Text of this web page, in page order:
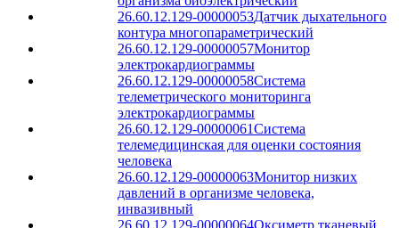
26.60.12.129-00000053Датчик дыхательного
контура многопараметрический
26.60.12.129-00000057Монитор
электрокардиограммы
26.60.12.129-00000058Система
телеметрического мониторинга
электрокардиограммы
26.60.12.129-00000061Система
телемедицинская для оценки состояния
человека
26.60.12.129-00000063Монитор низких
давлений в организме человека,
инвазивный